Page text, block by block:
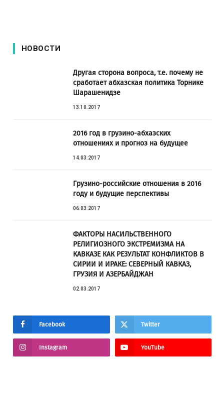
НОВОСТИ
Другая сторона вопроса, т.е. почему не
сработает абхазская политика Торнике
Шарашенидзе
13.10.2017
2016 год в грузино-абхазских
отношениях и прогноз на будущее
14.03.2017
Грузино-российские отношения в 2016
году и будущие перспективы
06.03.2017
ФАКТОРЫ НАСИЛЬСТВЕННОГО
РЕЛИГИОЗНОГО ЭКСТРЕМИЗМА НА
КАВКАЗЕ КАК РЕЗУЛЬТАТ КОНФЛИКТОВ В
СИРИИ И ИРАКЕ: СЕВЕРНЫЙ КАВКАЗ,
ГРУЗИЯ И АЗЕРБАЙДЖАН
02.03.2017
Facebook Twitter
Instagram YouTube